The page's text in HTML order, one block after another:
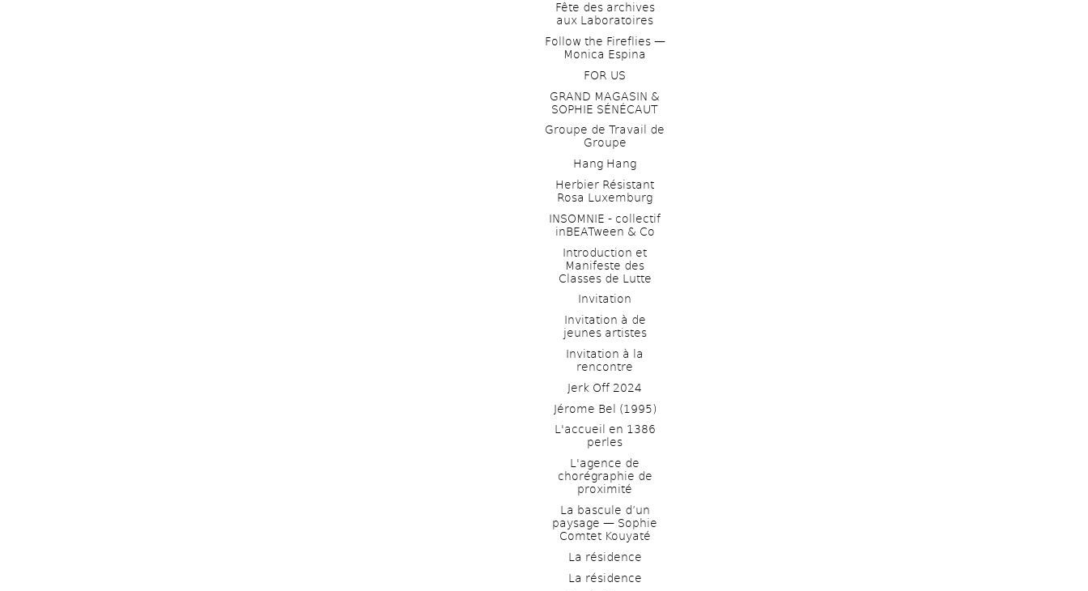
Fête des archives
aux Laboratoires
Follow the Fireflies —
Monica Espina
FOR US
GRAND MAGASIN &
SOPHIE SÉNÉCAUT
Groupe de Travail de
Groupe
Hang Hang
Herbier Résistant
Rosa Luxemburg
INSOMNIE - collectif
inBEATween & Co
Introduction et
Manifeste des
Classes de Lutte
Invitation
Invitation à de
jeunes artistes
Invitation à la
rencontre
Jerk Off 2024
Jérome Bel (1995)
L'accueil en 1386
perles
L'agence de
chorégraphie de
proximité
La bascule d’un
paysage — Sophie
Comtet Kouyaté
La résidence
La résidence